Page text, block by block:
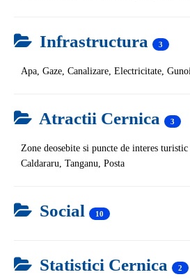
Infrastructura 3
Apa, Gaze, Canalizare, Electricitate,
Atractii Cernica 3
Zone deosebite si puncte de interes turistic
Caldararu, Tanganu, Posta
Social 10
Statistici Cernica 2